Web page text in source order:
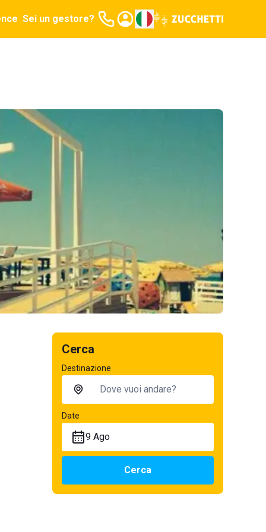
Sei un gestore?
Cerca
Destinazione
Date
9 Ago
Cerca